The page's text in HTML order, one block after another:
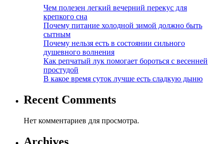
Чем полезен легкий вечерний перекус для
крепкого сна
Почему питание холодной зимой должно быть
сытным
Почему нельзя есть в состоянии сильного
душевного волнения
Как репчатый лук помогает бороться с весенней
простудой
В какое время суток лучше есть сладкую дыню
Recent Comments
Нет комментариев для просмотра.
Archives